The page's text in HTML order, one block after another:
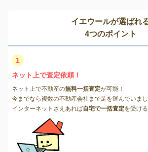
イエウールが選ばれ
4つのポイント
1
ネット上で査定依頼！
ネット上で不動産の無料一括査定が可能！
今までなら複数の不動産会社まで足を運んでいま
インターネットさえあれば自宅で一括査定を受け